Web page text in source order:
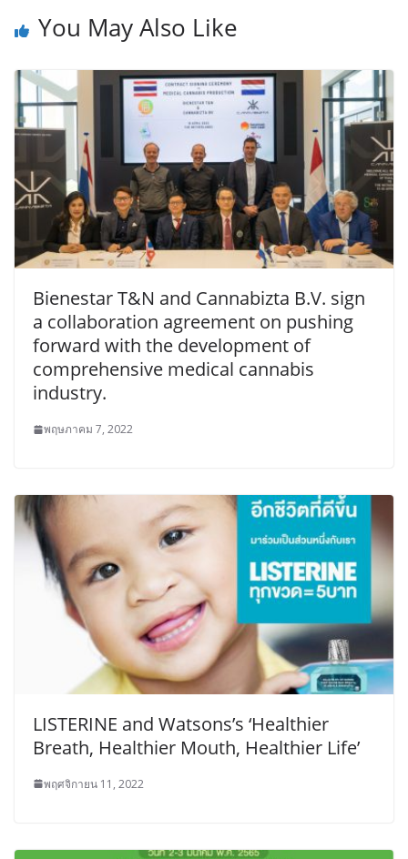
You May Also Like
Bienestar T&N and Cannabizta B.V. sign
a collaboration agreement on pushing
forward with the development of
comprehensive medical cannabis
industry.
พฤษภาคม 7, 2022
LISTERINE and Watsons’s ‘Healthier
Breath, Healthier Mouth, Healthier Life’
พฤศจิกายน 11, 2022